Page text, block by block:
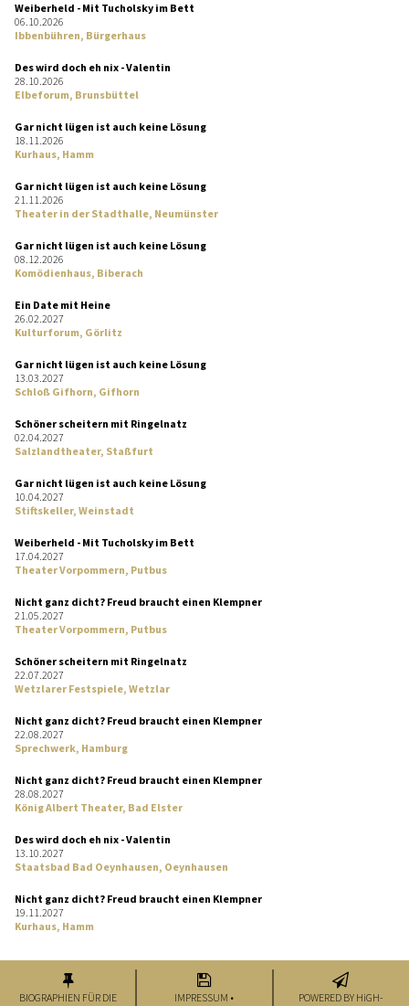
Weiberheld - Mit Tucholsky im Bett
06.10.2026
Ibbenbühren, Bürgerhaus
Des wird doch eh nix - Valentin
28.10.2026
Elbeforum, Brunsbüttel
Gar nicht lügen ist auch keine Lösung
18.11.2026
Kurhaus, Hamm
Gar nicht lügen ist auch keine Lösung
21.11.2026
Theater in der Stadthalle, Neumünster
Gar nicht lügen ist auch keine Lösung
08.12.2026
Komödienhaus, Biberach
Ein Date mit Heine
26.02.2027
Kulturforum, Görlitz
Gar nicht lügen ist auch keine Lösung
13.03.2027
Schloß Gifhorn, Gifhorn
Schöner scheitern mit Ringelnatz
02.04.2027
Salzlandtheater, Staßfurt
Gar nicht lügen ist auch keine Lösung
10.04.2027
Stiftskeller, Weinstadt
Weiberheld - Mit Tucholsky im Bett
17.04.2027
Theater Vorpommern, Putbus
Nicht ganz dicht? Freud braucht einen Klempner
21.05.2027
Theater Vorpommern, Putbus
Schöner scheitern mit Ringelnatz
22.07.2027
Wetzlarer Festspiele, Wetzlar
Nicht ganz dicht? Freud braucht einen Klempner
22.08.2027
Sprechwerk, Hamburg
Nicht ganz dicht? Freud braucht einen Klempner
28.08.2027
König Albert Theater, Bad Elster
Des wird doch eh nix - Valentin
13.10.2027
Staatsbad Bad Oeynhausen, Oeynhausen
Nicht ganz dicht? Freud braucht einen Klempner
19.11.2027
Kurhaus, Hamm

BIOGRAPHIEN FÜR DIE

IMPRESSUM •

POWERED BY HiGH-